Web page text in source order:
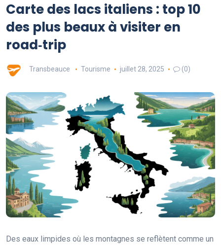
Carte des lacs italiens : top 10
des plus beaux à visiter en
road‑trip
Transbeauce Tourisme juillet 28, 2025 (0)
Des eaux limpides où les montagnes se reflètent comme un